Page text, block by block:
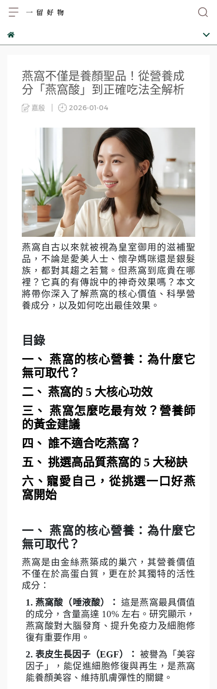
燕窩不僅是養顏聖品！從營養成
分「燕窩酸」到正確吃法全解析
嘉殷 2026-01-04
燕窩自古以來就被視為皇室御用的滋補聖
品，不論是愛美人士、懷孕媽咪還是銀髮
族，都對其趨之若鶩。但燕窩到底貴在哪
裡？它真的有傳說中的神奇效果嗎？本文
將帶你深入了解燕窩的核心價值、科學營
養成分，以及如何吃出最佳效果。
目錄
一、 燕窩的核心營養：為什麼它
無可取代？
二、 燕窩的 5 大核心功效
三、 燕窩怎麼吃最有效？營養師
的黃金建議
四、 誰不適合吃燕窩？
五、 挑選高品質燕窩的 5 大秘訣
六、寵愛自己，從挑選一口好燕
窩開始
一、 燕窩的核心營養：為什麼它
無可取代？
燕窩是由金絲燕築成的巢穴，其營養價值
不僅在於高蛋白質，更在於其獨特的活性
成分：
1. 燕窩酸（唾液酸）： 這是燕窩最具價值
的成分，含量高達 10% 左右。研究顯示，
燕窩酸對大腦發育、提升免疫力及細胞修
復有重要作用。
2. 表皮生長因子（EGF）： 被譽為「美容
因子」，能促進細胞修復與再生，是燕窩
能養顏美容、維持肌膚彈性的關鍵。